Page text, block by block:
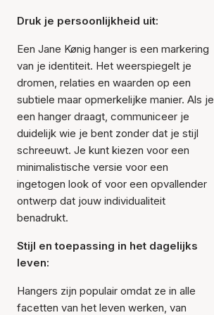
Druk je persoonlijkheid uit:
Een Jane Kønig hanger is een markering
van je identiteit. Het weerspiegelt je
dromen, relaties en waarden op een
subtiele maar opmerkelijke manier. Als je
een hanger draagt, communiceer je
duidelijk wie je bent zonder dat je stijl
schreeuwt. Je kunt kiezen voor een
minimalistische versie voor een
ingetogen look of voor een opvallender
ontwerp dat jouw individualiteit
benadrukt.
Stijl en toepassing in het dagelijks
leven:
Hangers zijn populair omdat ze in alle
facetten van het leven werken, van